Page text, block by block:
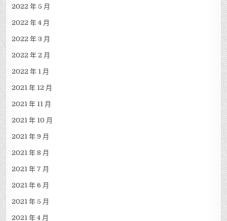
2022 年 5 月
2022 年 4 月
2022 年 3 月
2022 年 2 月
2022 年 1 月
2021 年 12 月
2021 年 11 月
2021 年 10 月
2021 年 9 月
2021 年 8 月
2021 年 7 月
2021 年 6 月
2021 年 5 月
2021 年 4 月